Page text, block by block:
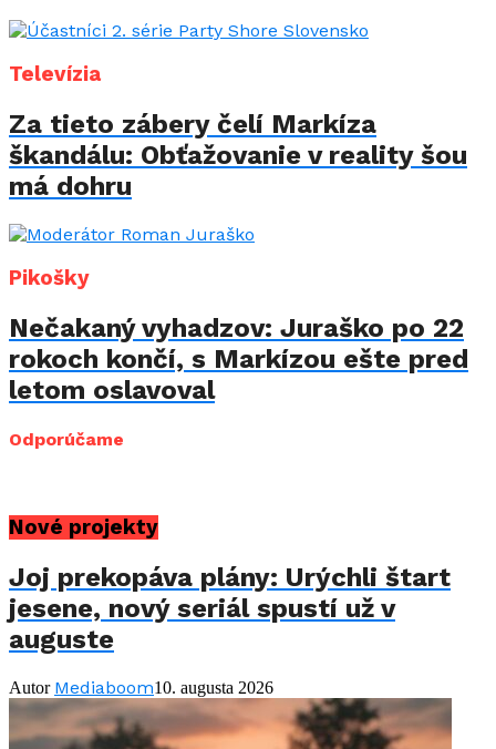
Televízia
Za tieto zábery čelí Markíza
škandálu: Obťažovanie v reality šou
má dohru
Pikošky
Nečakaný vyhadzov: Juraško po 22
rokoch končí, s Markízou ešte pred
letom oslavoval
Odporúčame
Nové projekty
Joj prekopáva plány: Urýchli štart
jesene, nový seriál spustí už v
auguste
Autor Mediaboom10. augusta 2026